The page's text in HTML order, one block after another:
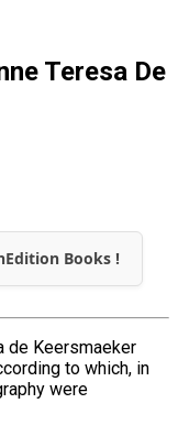
Teresa De
Books !
de Keersmaeker
to which, in
were